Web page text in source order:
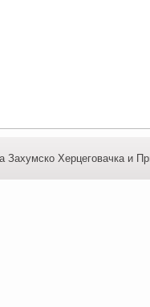
Захумско Херцеговачка и